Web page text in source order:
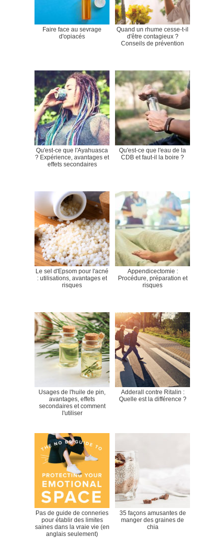
Faire face au sevrage
d'opiacés
Quand un rhume cesse-t-il
d'être contagieux ?
Conseils de prévention
Qu'est-ce que l'Ayahuasca
? Expérience, avantages et
effets secondaires
Qu'est-ce que l'eau de la
CDB et faut-il la boire ?
Le sel d'Epsom pour l'acné
: utilisations, avantages et
risques
Appendicectomie :
Procédure, préparation et
risques
Usages de l'huile de pin,
avantages, effets
secondaires et comment
l'utiliser
Adderall contre Ritalin :
Quelle est la différence ?
Pas de guide de conneries
pour établir des limites
saines dans la vraie vie (en
anglais seulement)
35 façons amusantes de
manger des graines de
chia